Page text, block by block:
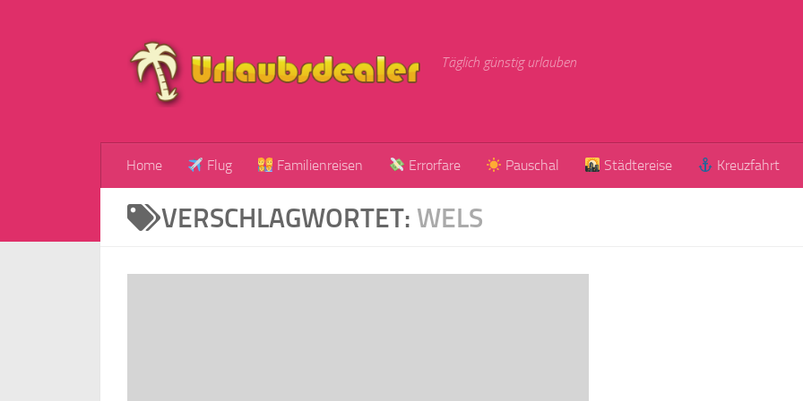
Täglich günstig urlauben
Home Flug Familienreisen Errorfare Pauschal Städtereise Kreuzfahrt
VERSCHLAGWORTET: WELS